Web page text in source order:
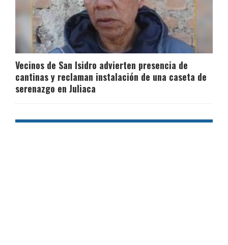
Vecinos de San Isidro advierten presencia de
cantinas y reclaman instalación de una caseta de
serenazgo en Juliaca